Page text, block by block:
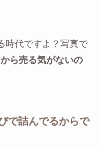
時代ですよ？写真で
ら売る気がないの
で詰んでるからで